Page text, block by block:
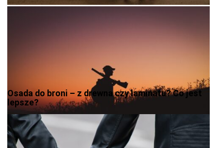
Osada do broni – z drewna czy laminatu? Co jest
lepsze?